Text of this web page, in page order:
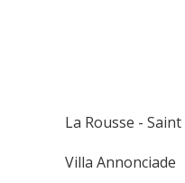
La Rousse -
Villa Annonciade